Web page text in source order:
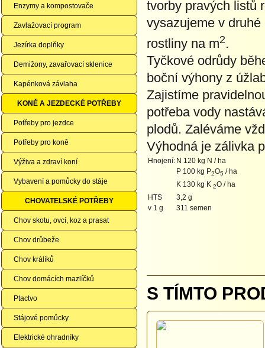
Enzymy a kompostovače
Zavlažovací program
Jezírka doplňky
Demižony, zavařovací sklenice
Kapénková závlaha
KONĚ A JEZDECKÉ POTŘEBY
Potřeby pro jezdce
Potřeby pro koně
Výživa a zdraví koní
Vybavení a pomůcky do stáje
CHOVATELSKÉ POTŘEBY
Chov skotu, ovcí, koz a prasat
Chov drůbeže
Chov králíků
Chov domácích mazlíčků
Ptactvo
Stájové pomůcky
Elektrické ohradníky
tvorby pravých listů
vysazujeme v
rostliny na m2.
Tyčkové odrůdy
boční výhony z
Zajistíme
potřeba vody
plodů. Zaléváme
Výhodná je zálivka
Hnojení: N 120 kg N / ha
P 100 kg P2O5 / ha
K 130 kg K 2O / ha
HTS
3,2 g
v 1 g
311 semen
S TÍMTO